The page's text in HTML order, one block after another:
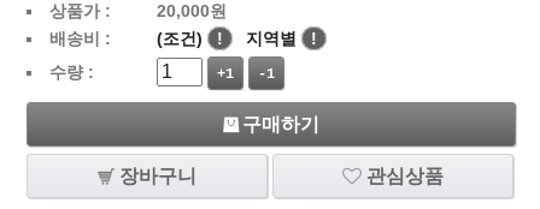
상품가 : 20,000원
배송비 :
(조건) ! 지역별
!
수량 :
+1 -1
구매하기
장바구니 관심상품